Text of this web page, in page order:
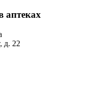
аптеках
д. 22